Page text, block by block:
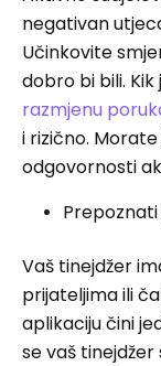
negativan
Učinkovite
dobro bi bili.
razmjenu
i rizično.
odgovornosti
Vaš tinejdžer
prijateljima ili
aplikaciju čini
se vaš tinejdžer